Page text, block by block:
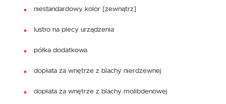
niestandardowy kolor [zewnątrz]
lustro na plecy urządzenia
półka dodatkowa
dopłata za wnętrze z blachy nierdzewnej
dopłata za wnętrze z blachy molibdenowej